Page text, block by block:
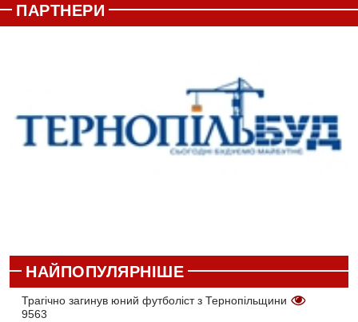
ПАРТНЕРИ
НАЙПОПУЛЯРНІШЕ
Трагічно загинув юний футболіст з Тернопільщини
9563